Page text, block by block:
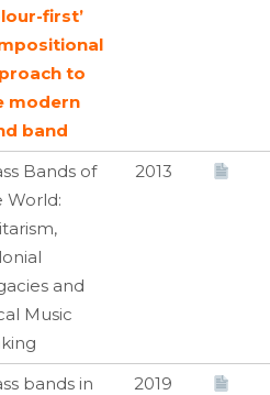
first’
to
modern
band
Bands of
World:
and
Music
2013
bands in
2019